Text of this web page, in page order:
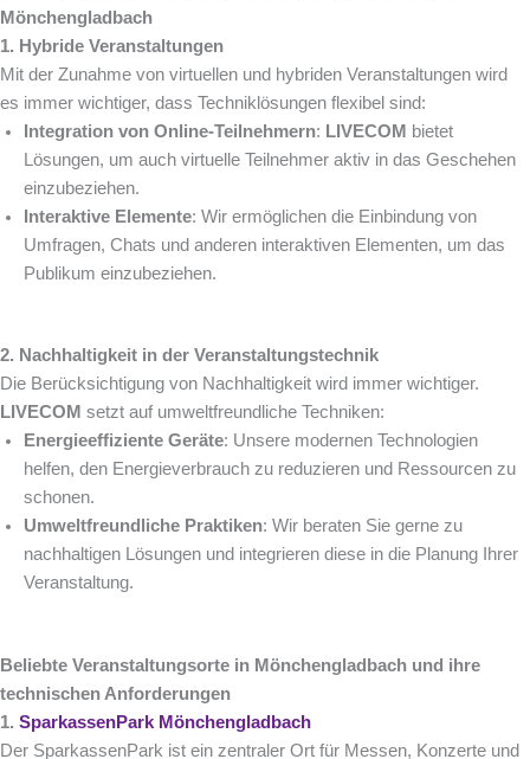
Mönchengladbach
1. Hybride Veranstaltungen
Mit der Zunahme von virtuellen und hybriden Veranstaltungen wird
es immer wichtiger, dass Techniklösungen flexibel sind:
Integration von Online-Teilnehmern: LIVECOM bietet
Lösungen, um auch virtuelle Teilnehmer aktiv in das Geschehen
einzubeziehen.
Interaktive Elemente: Wir ermöglichen die Einbindung von
Umfragen, Chats und anderen interaktiven Elementen, um das
Publikum einzubeziehen.
2. Nachhaltigkeit in der Veranstaltungstechnik
Die Berücksichtigung von Nachhaltigkeit wird immer wichtiger.
LIVECOM setzt auf umweltfreundliche Techniken:
Energieeffiziente Geräte: Unsere modernen Technologien
helfen, den Energieverbrauch zu reduzieren und Ressourcen zu
schonen.
Umweltfreundliche Praktiken: Wir beraten Sie gerne zu
nachhaltigen Lösungen und integrieren diese in die Planung Ihrer
Veranstaltung.
Beliebte Veranstaltungsorte in Mönchengladbach und ihre
technischen Anforderungen
1. SparkassenPark Mönchengladbach
Der SparkassenPark ist ein zentraler Ort für Messen, Konzerte und